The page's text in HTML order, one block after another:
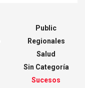
Public
Regionales
Salud
Sin Categoría
Sucesos